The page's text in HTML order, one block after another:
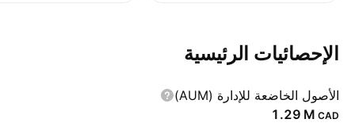
الإحصائيات الرئيسية
الأصول الخاضعة للإدارة (AUM)
‪1.29 M‬ CAD